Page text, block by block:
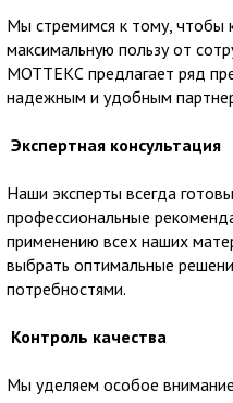
Мы стремимся к тому, чтобы
максимальную пользу от
МОТТЕКС предлагает ряд
надежным и удобным
Экспертная консультация
Наши эксперты всегда
профессиональные
применению всех наших
выбрать оптимальные
потребностями.
Контроль качества
Мы уделяем особое